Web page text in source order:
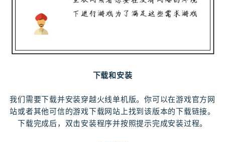
下载和安装
我们需要下载并安装穿越火线单机版。你可以在游戏官方网
站或者其他可信的游戏下载网站上找到该版本的下载链接。
下载完成后，双击安装程序并按照提示完成安装过程。